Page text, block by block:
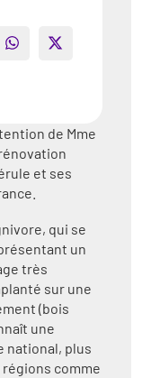
de Mme
et ses
qui se
un
très
sur une
(bois
une
national, plus
comme